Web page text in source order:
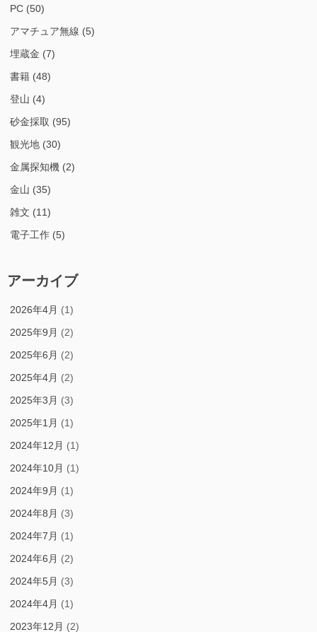
PC (50)
アマチュア無線 (5)
埋蔵金 (7)
書籍 (48)
登山 (4)
砂金採取 (95)
観光地 (30)
金属探知機 (2)
金山 (35)
雑文 (11)
電子工作 (5)
アーカイブ
2026年4月 (1)
2025年9月 (2)
2025年6月 (2)
2025年4月 (2)
2025年3月 (3)
2025年1月 (1)
2024年12月 (1)
2024年10月 (1)
2024年9月 (1)
2024年8月 (3)
2024年7月 (1)
2024年6月 (2)
2024年5月 (3)
2024年4月 (1)
2023年12月 (2)